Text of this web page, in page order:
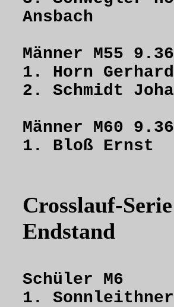
Ansbach
Männer M55
1. Horn
2. Schmidt
Männer M60
1. Bloß
Crosslauf-
Endstand
Schüler M6
1.